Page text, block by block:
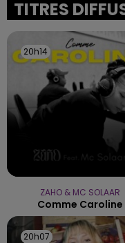
TITRES
20h14
20h14
ZAHO & MC SOLAAR
Comme Caroline
20h07
20h07